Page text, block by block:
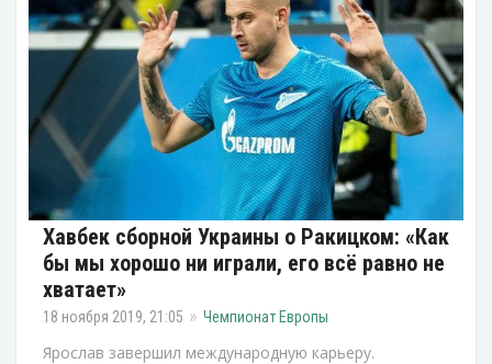
Хавбек сборной Украины о Ракицком: «Как
бы мы хорошо ни играли, его всё равно не
хватает»
18 ноября 2019, 21:05 Чемпионат Европы
Ярослав завершил международную карьеру.